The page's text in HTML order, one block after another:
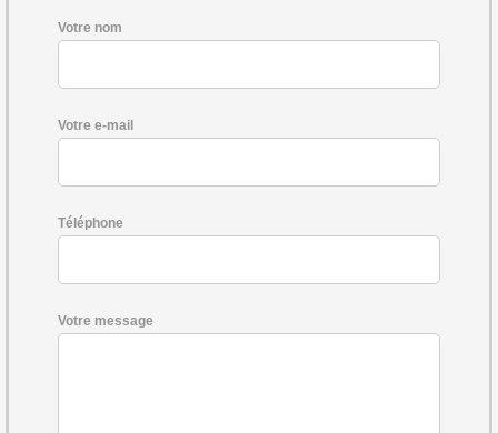
Votre nom
Votre e-mail
Téléphone
Votre message